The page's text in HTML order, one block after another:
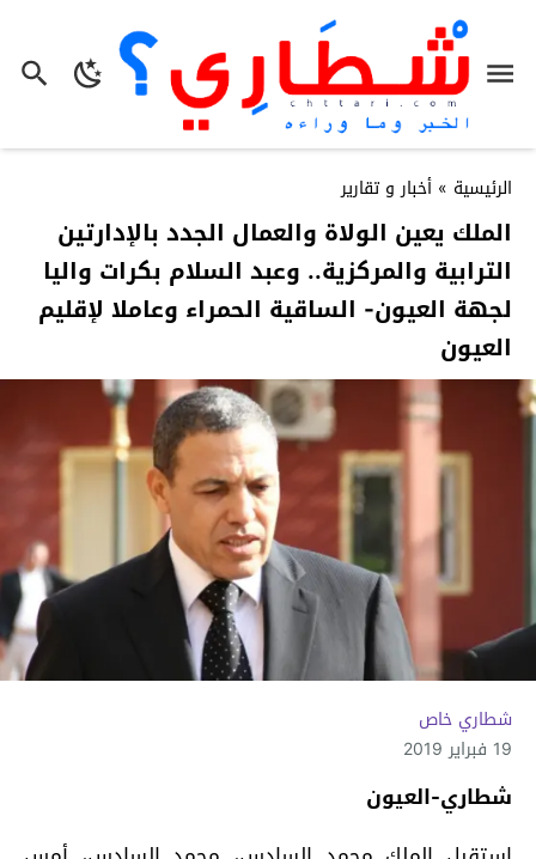
الرئيسية » أخبار و تقارير
الملك يعين الولاة والعمال الجدد بالإدارتين
الترابية والمركزية.. وعبد السلام بكرات واليا
لجهة العيون- الساقية الحمراء وعاملا لإقليم
العيون
شطاري خاص
19 فبراير 2019
شطاري-العيون